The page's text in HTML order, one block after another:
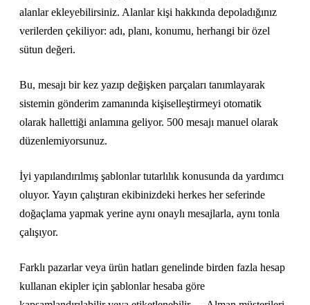
alanlar ekleyebilirsiniz. Alanlar kişi hakkında depoladığınız
verilerden çekiliyor: adı, planı, konumu, herhangi bir özel
sütun değeri.
Bu, mesajı bir kez yazıp değişken parçaları tanımlayarak
sistemin gönderim zamanında kişiselleştirmeyi otomatik
olarak hallettiği anlamına geliyor. 500 mesajı manuel olarak
düzenlemiyorsunuz.
İyi yapılandırılmış şablonlar tutarlılık konusunda da yardımcı
oluyor. Yayın çalıştıran ekibinizdeki herkes her seferinde
doğaçlama yapmak yerine aynı onaylı mesajlarla, aynı tonla
çalışıyor.
Farklı pazarlar veya ürün hatları genelinde birden fazla hesap
kullanan ekipler için şablonlar hesaba göre